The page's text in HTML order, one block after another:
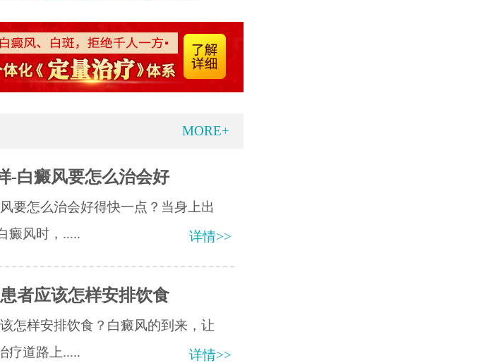
MORE+
-白癜风要怎么治会好
要怎么治会好得快一点？当身上出
癜风时，.....
详情>>
者应该怎样安排饮食
怎样安排饮食？白癜风的到来，让
疗道路上.....
详情>>